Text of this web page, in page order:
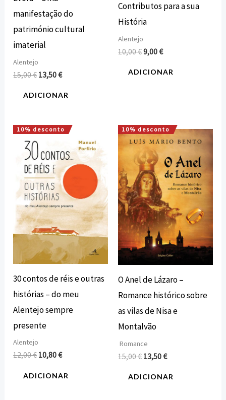
manifestação do
património cultural
imaterial
Alentejo
15,00€ 13,50€
ADICIONAR
Contributos para a sua
História
Alentejo
10,00€9,00€
ADICIONAR
10% desconto
30 contos de réis e outras
histórias – do meu
Alentejo sempre
presente
Alentejo
12,00€
O
preço
original
era:
12,00 €.
10,80€
O
preço
atual
é:
10,80 €.
ADICIONAR
10% desconto
O Anel de Lázaro –
Romance histórico sobre
as vilas de Nisa e
Montalvão
Romance
15,00€
O
preço
original
era:
15,00 €.
13,50€
O
preço
atual
é:
13,50 €.
ADICIONAR